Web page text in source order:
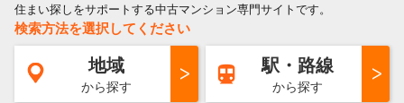
住まい探しをサポートする中古マンション専門サイトです。
検索方法を選択してください
地域
から探す
駅・路線
から探す